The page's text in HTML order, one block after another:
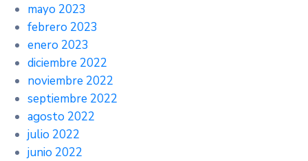
mayo 2023
febrero 2023
enero 2023
diciembre 2022
noviembre 2022
septiembre 2022
agosto 2022
julio 2022
junio 2022